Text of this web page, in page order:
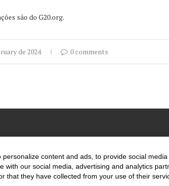
são do G20.org.
de 2024 0 comments
personalize content and ads, to provide social
with our social media, advertising and analytics
that they have collected from your use of their